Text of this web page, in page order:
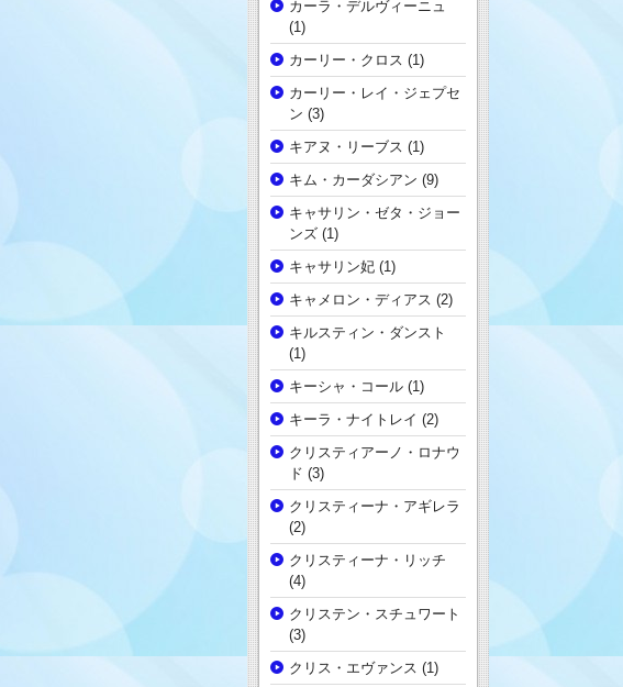
カーラ・デルヴィーニュ
(1)
カーリー・クロス (1)
カーリー・レイ・ジェプセ
ン (3)
キアヌ・リーブス (1)
キム・カーダシアン (9)
キャサリン・ゼタ・ジョー
ンズ (1)
キャサリン妃 (1)
キャメロン・ディアス (2)
キルスティン・ダンスト
(1)
キーシャ・コール (1)
キーラ・ナイトレイ (2)
クリスティアーノ・ロナウ
ド (3)
クリスティーナ・アギレラ
(2)
クリスティーナ・リッチ
(4)
クリステン・スチュワート
(3)
クリス・エヴァンス (1)